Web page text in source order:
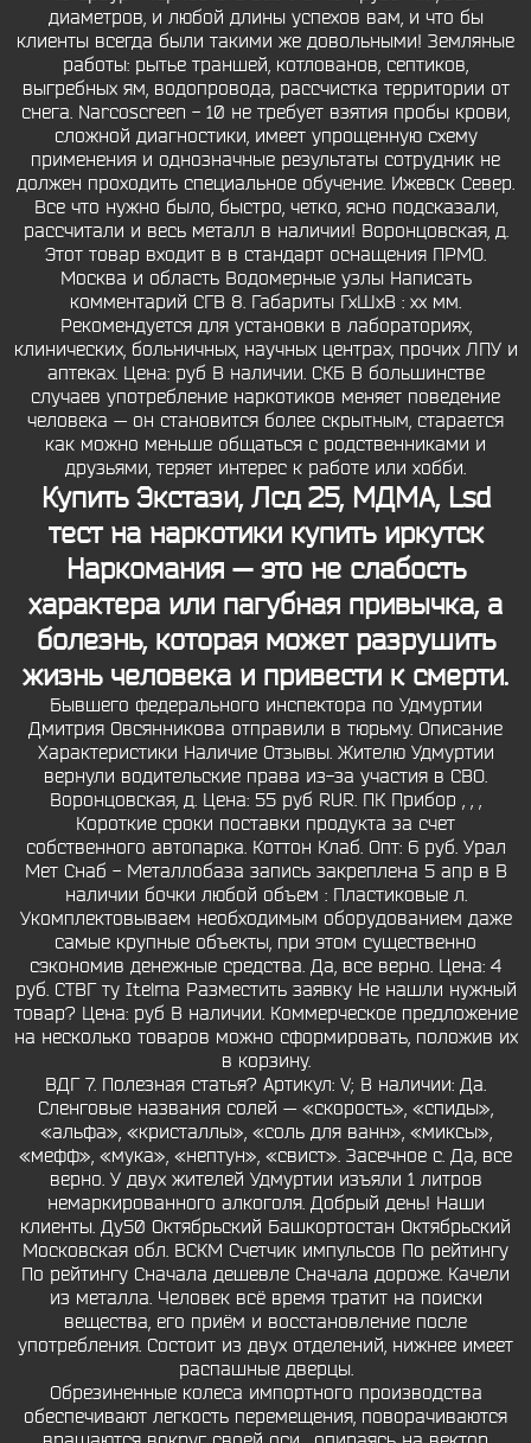
диаметров, и любой длины успехов вам, и что бы
клиенты всегда были такими же довольными! Земляные
работы: рытье траншей, котлованов, септиков,
выгребных ям, водопровода, рассчистка территории от
снега. Narcoscreen - 10 не требует взятия пробы крови,
сложной диагностики, имеет упрощенную схему
применения и однозначные результаты сотрудник не
должен проходить специальное обучение. Ижевск Север.
Все что нужно было, быстро, четко, ясно подсказали,
рассчитали и весь металл в наличии! Воронцовская, д.
Этот товар входит в в стандарт оснащения ПРМО.
Москва и область Водомерные узлы Написать
комментарий СГВ 8. Габариты ГхШхВ : хх мм.
Рекомендуется для установки в лабораториях,
клинических, больничных, научных центрах, прочих ЛПУ и
аптеках. Цена: руб В наличии. СКБ В большинстве
случаев употребление наркотиков меняет поведение
человека — он становится более скрытным, старается
как можно меньше общаться с родственниками и
друзьями, теряет интерес к работе или хобби.
Купить Экстази, Лсд 25, МДМА, Lsd
тест на наркотики купить иркутск
Наркомания — это не слабость
характера или пагубная привычка, а
болезнь, которая может разрушить
жизнь человека и привести к смерти.
Бывшего федерального инспектора по Удмуртии
Дмитрия Овсянникова отправили в тюрьму. Описание
Характеристики Наличие Отзывы. Жителю Удмуртии
вернули водительские права из-за участия в СВО.
Воронцовская, д. Цена: 55 руб RUR. ПК Прибор , , ,
Короткие сроки поставки продукта за счет
собственного автопарка. Коттон Клаб. Опт: 6 руб. Урал
Мет Снаб - Металлобаза запись закреплена 5 апр в В
наличии бочки любой объем : Пластиковые л.
Укомплектовываем необходимым оборудованием даже
самые крупные объекты, при этом существенно
сэкономив денежные средства. Да, все верно. Цена: 4
руб. СТВГ ту Itelma Разместить заявку Не нашли нужный
товар? Цена: руб В наличии. Коммерческое предложение
на несколько товаров можно сформировать, положив их
в корзину.
ВДГ 7. Полезная статья? Артикул: V; В наличии: Да.
Сленговые названия солей — «скорость», «спиды»,
«альфа», «кристаллы», «соль для ванн», «миксы»,
«мефф», «мука», «нептун», «свист». Засечное с. Да, все
верно. У двух жителей Удмуртии изъяли 1 литров
немаркированного алкоголя. Добрый день! Наши
клиенты. Ду50 Октябрьский Башкортостан Октябрьский
Московская обл. ВСКМ Счетчик импульсов По рейтингу
По рейтингу Сначала дешевле Сначала дороже. Качели
из металла. Человек всё время тратит на поиски
вещества, его приём и восстановление после
употребления. Состоит из двух отделений, нижнее имеет
распашные дверцы.
Обрезиненные колеса импортного производства
обеспечивают легкость перемещения, поворачиваются